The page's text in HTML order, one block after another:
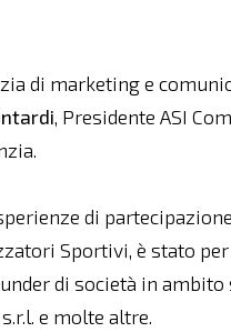
di marketing e
, Presidente ASI
di
Sportivi, è stato per
di società in
e molte altre.